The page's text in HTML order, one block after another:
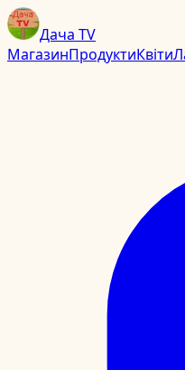
Дача TV
МагазинПродуктиКвіти